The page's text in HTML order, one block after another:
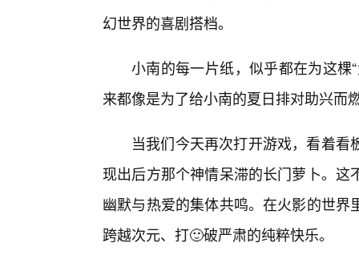
幻世界的喜剧搭档。
小南的每一片纸，似乎都在为这棵
来都像是为了给小南的夏日排对助兴而
当我们今天再次打开游戏，看着
现出后方那个神情呆滞的长门萝卜。
幽默与热爱的集体共鸣。在火影的世
跨越次元、打🙂破严肃的纯粹快乐。